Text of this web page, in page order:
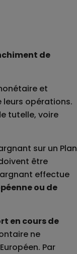
de
et
leurs opérations.
tutelle, voire
sur un Plan
être
effectue
ou de
en cours de
ne
Par